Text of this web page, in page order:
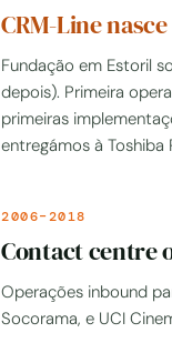
CRM-Line
Fundação em Estoril
depois). Primeira
primeiras
entregámos à
2006–2018
Contact centre
Operações inbound
Socorama, e UCI